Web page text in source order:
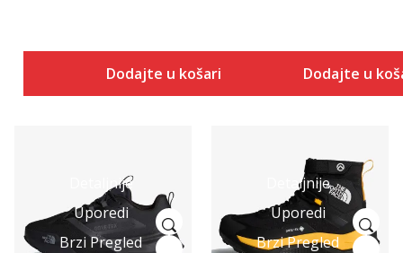
Dodajte u košaricu Dodajte u
Detaljnije
Uporedi
Brzi Pregled
Detaljnije
Uporedi
Brzi Pregled